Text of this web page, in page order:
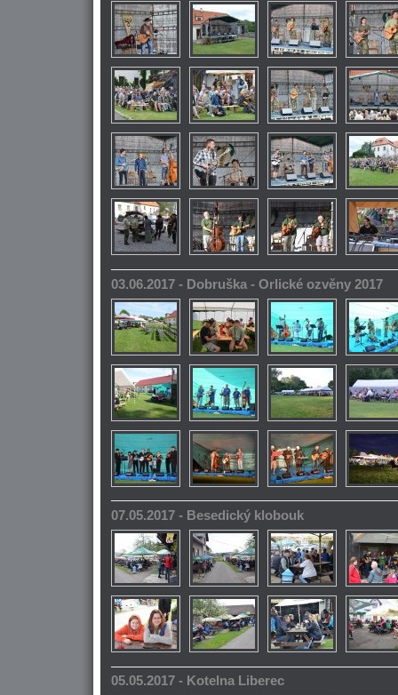
03.06.2017 - Dobruška - Orlické ozvěny 2017
07.05.2017 - Besedický klobouk
05.05.2017 - Kotelna Liberec